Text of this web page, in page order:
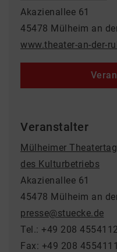
Akazienallee 61
45478 Mülheim an
www.theater-an-der-
Veranstalter
Mülheimer
des Kulturbetriebs
Akazienallee 61
45478 Mülheim an
presse@stuecke.de
Tel.: +49 208 4554112
Fax: +49 208 4554111